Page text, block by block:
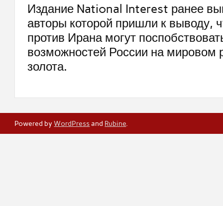
Издание National Interest ранее
авторы которой пришли к выводу,
против Ирана могут
возможностей России на мировом
золота.
Powered byWordPressand Rubine